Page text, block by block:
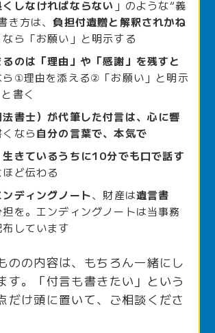
しなければならない 」のような“義
き方は、負担付遺贈と解釈されかね
なら「お願い」と明示する
るのは「理由」や「感謝」を残すと
ら①理由を添える②「お願い」と明示
書く
書士）が代筆した付言は、心に響
なら自分の言葉で、本気で
生きているうちに10分でも口で話す
ど伝わる
ンディングノート、財産は遺言書
を。エンディングノートは当事務
しています
のの内容は、もちろん一緒にし
す。「付言も書きたい」という
だけ頭に置いて、ご相談くださ